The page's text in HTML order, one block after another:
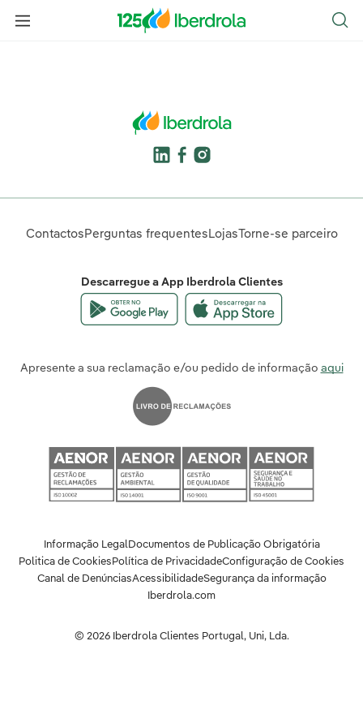
Contactos Perguntas frequentes LojasTorne-se parceiro
Descarregue a App Iberdrola Clientes
Apresente a sua reclamação e/ou pedido de informação aqui
Informação LegalDocumentos de Publicação Obrigatória
Politica de Cookies Política de PrivacidadeConfiguração de Cookies
Canal de DenúnciasAcessibilidadeSegurança da informação
Iberdrola.com
© 2026 Iberdrola Clientes Portugal, Uni, Lda.